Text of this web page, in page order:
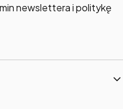
newslettera i politykę